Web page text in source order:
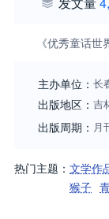
《优秀童话
主办单位： 长
出版地区： 吉
出版周期： 月
热门主题： 文学作
猴子